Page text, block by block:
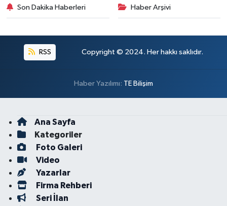
Son Dakika Haberleri Haber Arşivi
RSS Copyright © 2024. Her hakkı saklıdır.
Haber Yazılımı: TE Bilişim
Ana Sayfa
Kategoriler
Foto Galeri
Video
Yazarlar
Firma Rehberi
Seri İlan